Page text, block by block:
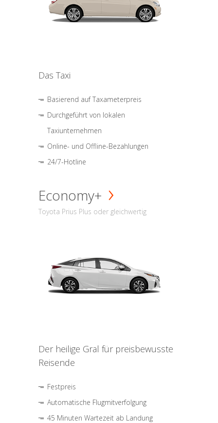
Das Taxi
Basierend auf Taxameterpreis
Durchgeführt von lokalen
Taxiunternehmen
Online- und Offline-Bezahlungen
24/7-Hotline
Economy+
Toyota Prius Plus oder gleichwertig
Der heilige Gral für preisbewusste
Reisende
Festpreis
Automatische Flugmitverfolgung
45 Minuten Wartezeit ab Landung